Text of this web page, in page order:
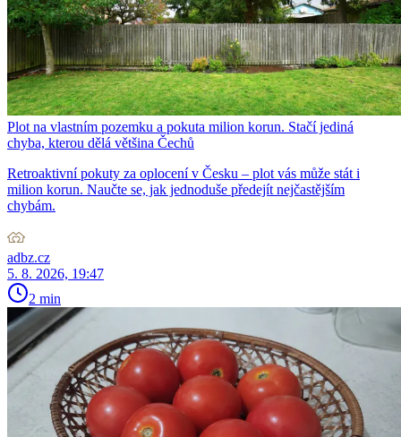
Plot na vlastním pozemku a pokuta milion korun. Stačí jediná
chyba, kterou dělá většina Čechů
Retroaktivní pokuty za oplocení v Česku – plot vás může stát i
milion korun. Naučte se, jak jednoduše předejít nejčastějším
chybám.
adbz.cz
5. 8. 2026, 19:47
2 min